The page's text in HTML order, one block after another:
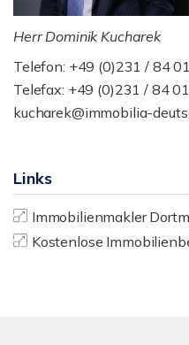
Herr Dominik Kucharek
Telefon: +49 (0)231 / 84
Telefax: +49 (0)231 / 84
kucharek@immobilia-
Links
Immobilienmakler
Kostenlose